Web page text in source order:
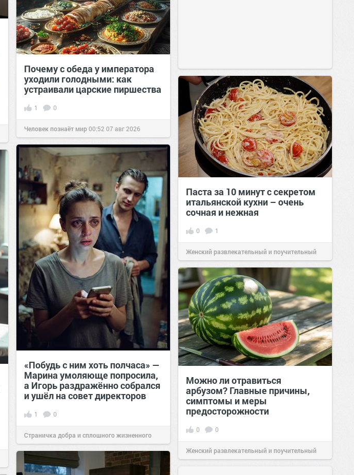
Почему с обеда у императора
уходили голодными: как
устраивали царские пиршества
1 0
Человек познаёт мир00:52 07 авг 2026
Паста за 10 минут с секретом
итальянской кухни – очень
сочная и нежная
0 1
Женский развлекательный и поучительный
сайт.23:4006 авг 2026
«Побудь с ним хоть полчаса» —
Марина умоляюще попросила,
а Игорь раздражённо собрался
и ушёл на совет директоров
1 0
Страничка добра и сплошного жизненного
позитива!19:38Вчера
Можно ли отравиться
арбузом? Главные причины,
симптомы и меры
предосторожности
0 0
Женский развлекательный и поучительный